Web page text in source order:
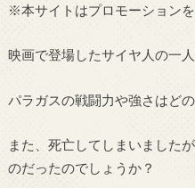
※本サイトはプロモーション
映画で登場したサイヤ人の一人
パラガスの戦闘力や強さはど
また、死亡してしまいました
のだったのでしょうか？